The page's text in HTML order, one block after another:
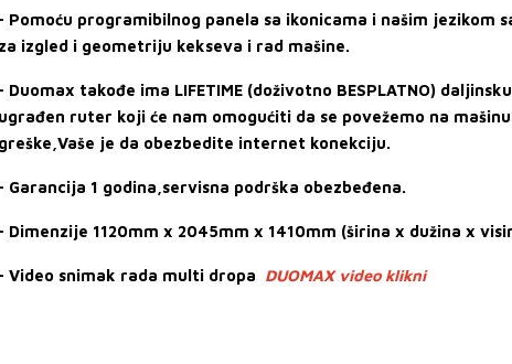
- Pomoću programibilnog panela sa ikonicama i našim jezikom
za izgled i geometriju kekseva i rad mašine.
- Duomax takođe ima LIFETIME (doživotno BESPLATNO)
ugrađen ruter koji će nam omogućiti da se povežemo na
greške,Vaše je da obezbedite internet konekciju.
- Garancija 1 godina,servisna podrška obezbeđena.
- Dimenzije 1120mm x 2045mm x 1410mm (širina x dužina x
- Video snimak rada multi dropa DUOMAX video klikni